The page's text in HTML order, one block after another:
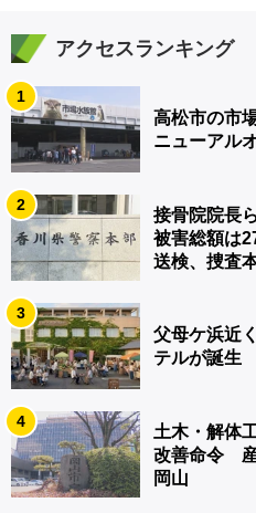
アクセスランキング
1
高松市の市
ニューアル
2
接骨院院長
被害総額は
送検、捜査
3
父母ケ浜近
テルが誕生
4
土木・解体
改善命令 産
岡山